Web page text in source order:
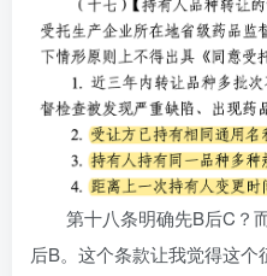
第十八条明确先B后C？
后B。这个条款让我觉得这